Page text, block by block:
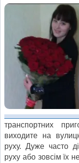
транспортних
виходите на
руху. Дуже часто
руху або зовсім їх